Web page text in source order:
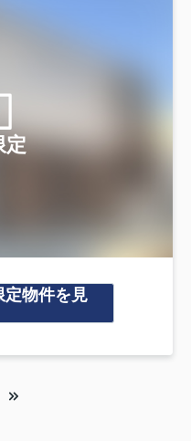
定
定物件を見